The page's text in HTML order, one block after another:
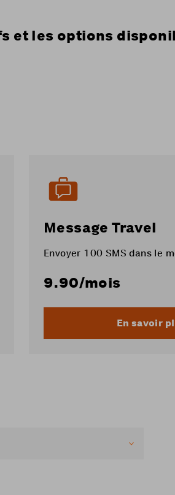
et les options
Message Travel
Envoyer 100 SMS dans le
9.90/mois
En savoir